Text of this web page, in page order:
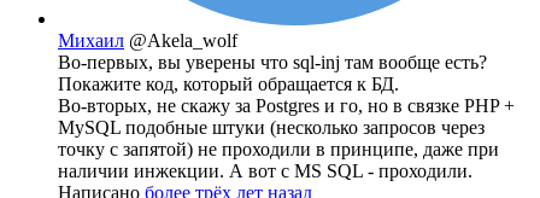
Михаил @Akela_wolf
Во-первых, вы уверены что sql-inj там вообще есть?
Покажите код, который обращается к БД.
Во-вторых, не скажу за Postgres и го, но в связке PHP +
MySQL подобные штуки (несколько запросов через
точку с запятой) не проходили в принципе, даже при
наличии инжекции. А вот с MS SQL - проходили.
Написано более трёх лет назад